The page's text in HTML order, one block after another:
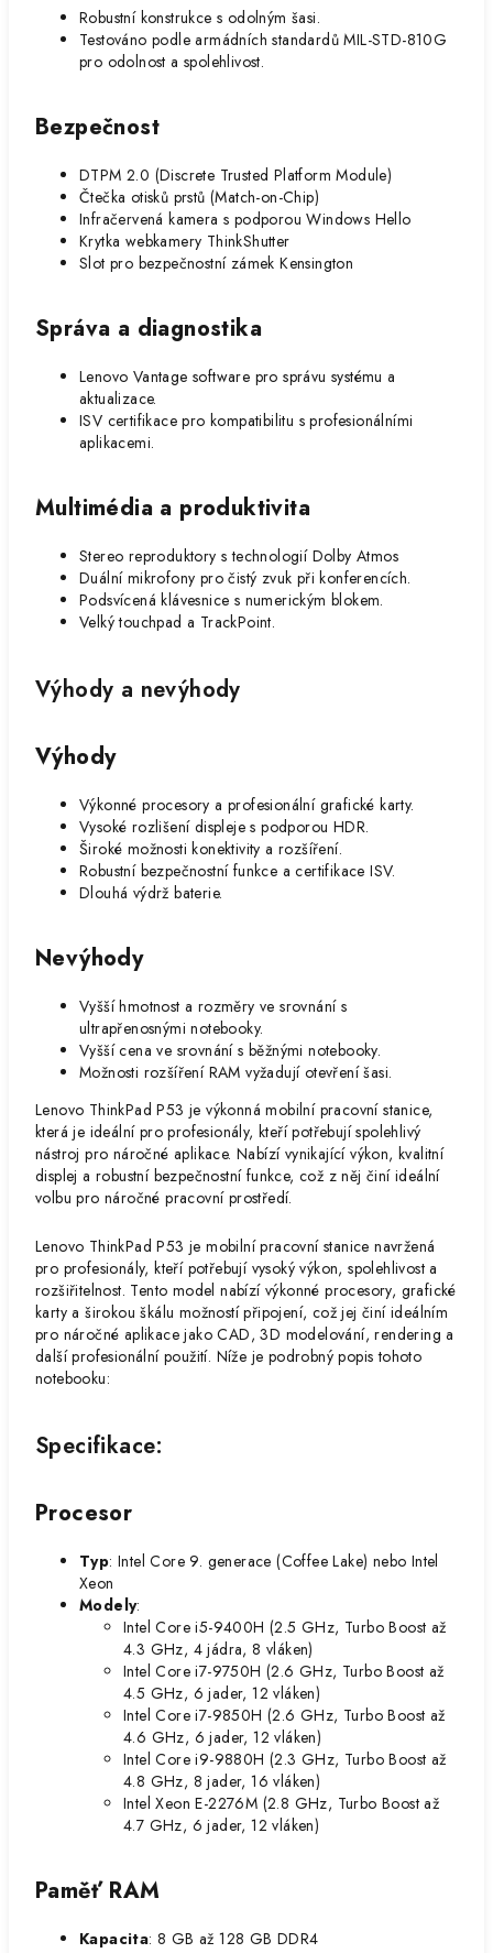
Robustní konstrukce s odolným šasi.
Testováno podle armádních standardů MIL-STD-810G
pro odolnost a spolehlivost.
Bezpečnost
DTPM 2.0 (Discrete Trusted Platform Module)
Čtečka otisků prstů (Match-on-Chip)
Infračervená kamera s podporou Windows Hello
Krytka webkamery ThinkShutter
Slot pro bezpečnostní zámek Kensington
Správa a diagnostika
Lenovo Vantage software pro správu systému a
aktualizace.
ISV certifikace pro kompatibilitu s profesionálními
aplikacemi.
Multimédia a produktivita
Stereo reproduktory s technologií Dolby Atmos
Duální mikrofony pro čistý zvuk při konferencích.
Podsvícená klávesnice s numerickým blokem.
Velký touchpad a TrackPoint.
Výhody a nevýhody
Výhody
Výkonné procesory a profesionální grafické karty.
Vysoké rozlišení displeje s podporou HDR.
Široké možnosti konektivity a rozšíření.
Robustní bezpečnostní funkce a certifikace ISV.
Dlouhá výdrž baterie.
Nevýhody
Vyšší hmotnost a rozměry ve srovnání s
ultrapřenosnými notebooky.
Vyšší cena ve srovnání s běžnými notebooky.
Možnosti rozšíření RAM vyžadují otevření šasi.
Lenovo ThinkPad P53 je výkonná mobilní pracovní stanice,
která je ideální pro profesionály, kteří potřebují spolehlivý
nástroj pro náročné aplikace. Nabízí vynikající výkon, kvalitní
displej a robustní bezpečnostní funkce, což z něj činí ideální
volbu pro náročné pracovní prostředí.
Lenovo ThinkPad P53 je mobilní pracovní stanice navržená
pro profesionály, kteří potřebují vysoký výkon, spolehlivost a
rozšiřitelnost. Tento model nabízí výkonné procesory, grafické
karty a širokou škálu možností připojení, což jej činí ideálním
pro náročné aplikace jako CAD, 3D modelování, rendering a
další profesionální použití. Níže je podrobný popis tohoto
notebooku:
Specifikace:
Procesor
Typ: Intel Core 9. generace (Coffee Lake) nebo Intel
Xeon
Modely:
Intel Core i5-9400H (2.5 GHz, Turbo Boost až
4.3 GHz, 4 jádra, 8 vláken)
Intel Core i7-9750H (2.6 GHz, Turbo Boost až
4.5 GHz, 6 jader, 12 vláken)
Intel Core i7-9850H (2.6 GHz, Turbo Boost až
4.6 GHz, 6 jader, 12 vláken)
Intel Core i9-9880H (2.3 GHz, Turbo Boost až
4.8 GHz, 8 jader, 16 vláken)
Intel Xeon E-2276M (2.8 GHz, Turbo Boost až
4.7 GHz, 6 jader, 12 vláken)
Paměť RAM
Kapacita: 8 GB až 128 GB DDR4